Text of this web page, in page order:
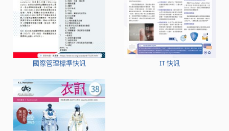
國際管理標準快訊 IT 快訊